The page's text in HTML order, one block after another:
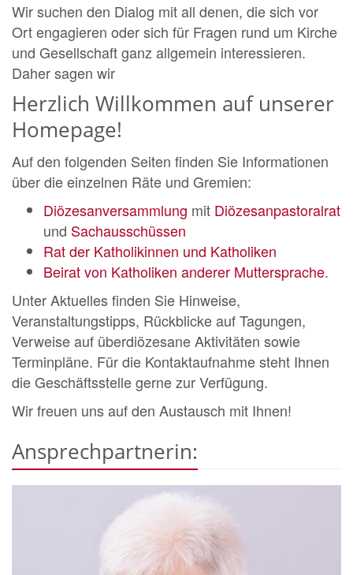
Wir suchen den Dialog mit all denen, die sich vor
Ort engagieren oder sich für Fragen rund um Kirche
und Gesellschaft ganz allgemein interessieren.
Daher sagen wir
Herzlich Willkommen auf unserer
Homepage!
Auf den folgenden Seiten finden Sie Informationen
über die einzelnen Räte und Gremien:
Diözesanversammlung mit Diözesanpastoralrat
und Sachausschüssen
Rat der Katholikinnen und Katholiken
Beirat von Katholiken anderer Muttersprache.
Unter Aktuelles finden Sie Hinweise,
Veranstaltungstipps, Rückblicke auf Tagungen,
Verweise auf überdiözesane Aktivitäten sowie
Terminpläne. Für die Kontaktaufnahme steht Ihnen
die Geschäftsstelle gerne zur Verfügung.
Wir freuen uns auf den Austausch mit Ihnen!
Ansprechpartnerin: